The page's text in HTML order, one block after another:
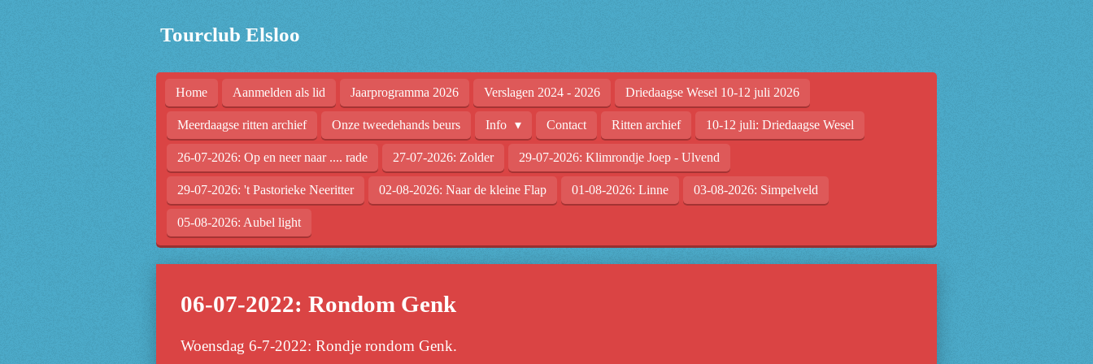
Tourclub Elsloo
Home Aanmelden als lid Jaarprogramma 2026 Verslagen 2024 - 2026 Driedaagse Wesel 10-12 juli 2026
Meerdaagse ritten archief Onze tweedehands beurs Info Contact Ritten archief 10-12 juli: Driedaagse Wesel
26-07-2026: Op en neer naar .... rade 27-07-2026: Zolder 29-07-2026: Klimrondje Joep - Ulvend
29-07-2026: 't Pastorieke Neeritter 02-08-2026: Naar de kleine Flap 01-08-2026: Linne 03-08-2026: Simpelveld
05-08-2026: Aubel light
06-07-2022: Rondom Genk
Woensdag 6-7-2022: Rondje rondom Genk.